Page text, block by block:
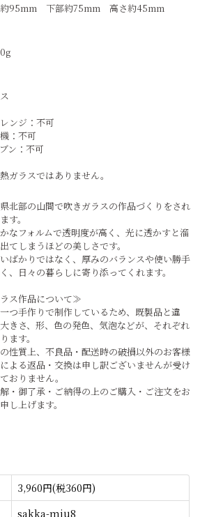
95mm 下部約75mm 高さ約45mm
ンジ：不可
：不可
ン：不可
ガラスではありません。
北部の山間で吹きガラスの作品づくりをされ
す。
なフォルムで透明度が高く、光に透かすと溜
てしまうほどの美しさです。
ばかりではなく、厚みのバランスや使い勝手
、日々の暮らしに寄り添ってくれます。
ス作品について≫
つ手作りで制作しているため、既製品と違
きさ、形、色の発色、気泡などが、それぞれ
ます。
性質上、不良品・配送時の破損以外のお客様
よる返品・交換は申し訳ございませんが受け
おりません。
・御了承・ご納得の上のご購入・ご注文をお
し上げます。
3,960円(税360円)
sakka-miu8